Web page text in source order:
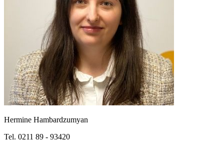
Hermine Hambardzumyan
Tel. 0211 89 - 93420